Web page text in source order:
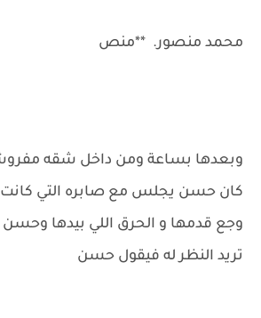
محمد منصور. **منص
وبعدها بساعة ومن داخل شقه
كان حسن يجلس مع صابره التي كانت
وجع قدمها و الحرق اللي بيدها وحسن
تريد النظر له فيقول حسن